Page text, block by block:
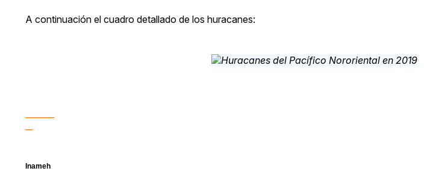
A continuación el cuadro detallado de los huracanes:
Inameh